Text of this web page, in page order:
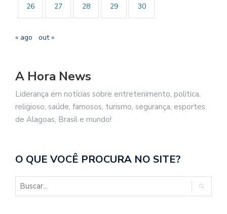
26 27 28 29 30
« ago out »
A Hora News
Liderança em notícias sobre entretenimento, politica,
religioso, saúde, famosos, turismo, segurança, esportes
de Alagoas, Brasil e mundo!
O QUE VOCÊ PROCURA NO SITE?